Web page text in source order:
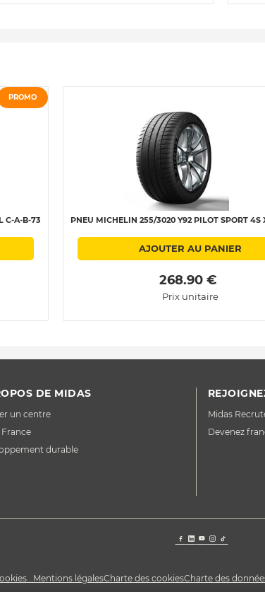
PROMO
C-A-B-73 PNEU MICHELIN 255/3020 Y92 PILOT SPORT 4S
AJOUTER AU PANIER
268.90 €
Prix unitaire
DE MIDAS
un centre
France
durable
Midas
Devenez
Mentions légalesCharte des cookiesCharte des